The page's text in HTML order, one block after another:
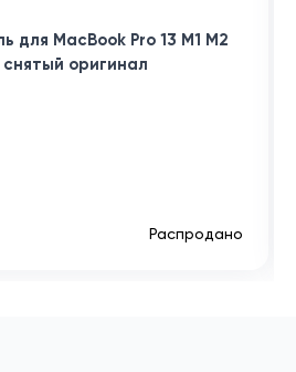
для MacBook Pro 13 M1 M2
оригинал
Распродано